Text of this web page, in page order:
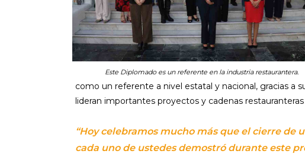
Este Diplomado es un referente en la industria restaurantera.
como un referente a nivel estatal y nacional, gracias a
lideran importantes proyectos y cadenas
“Hoy celebramos mucho más que el cierre
cada uno de ustedes demostró durante este